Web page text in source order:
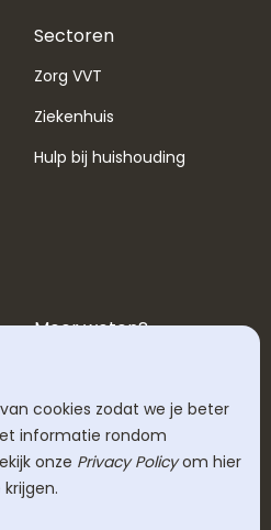
Sectoren
Zorg VVT
Ziekenhuis
Hulp bij huishouding
Meer weten?
Tarieven
cookies zodat we je beter
informatie rondom
onze Privacy Policy om hier